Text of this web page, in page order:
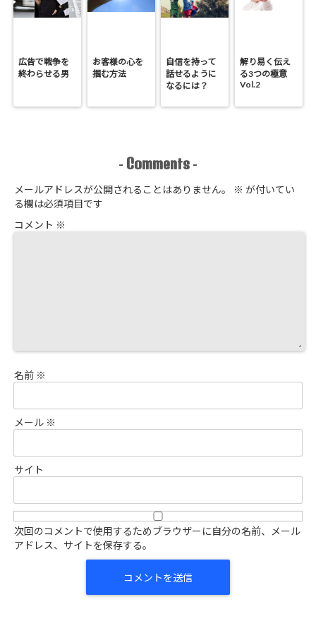
広告で戦争を
終わらせる男
お客様の心を
掴む方法
自信を持って
話せるように
なるには？
解り易く伝え
る3つの極意
Vol.2
- Comments -
メールアドレスが公開されることはありません。 ※ が付いてい
る欄は必須項目です
コメント ※
名前 ※
メール ※
サイト
次回のコメントで使用するためブラウザーに自分の名前、メール
アドレス、サイトを保存する。